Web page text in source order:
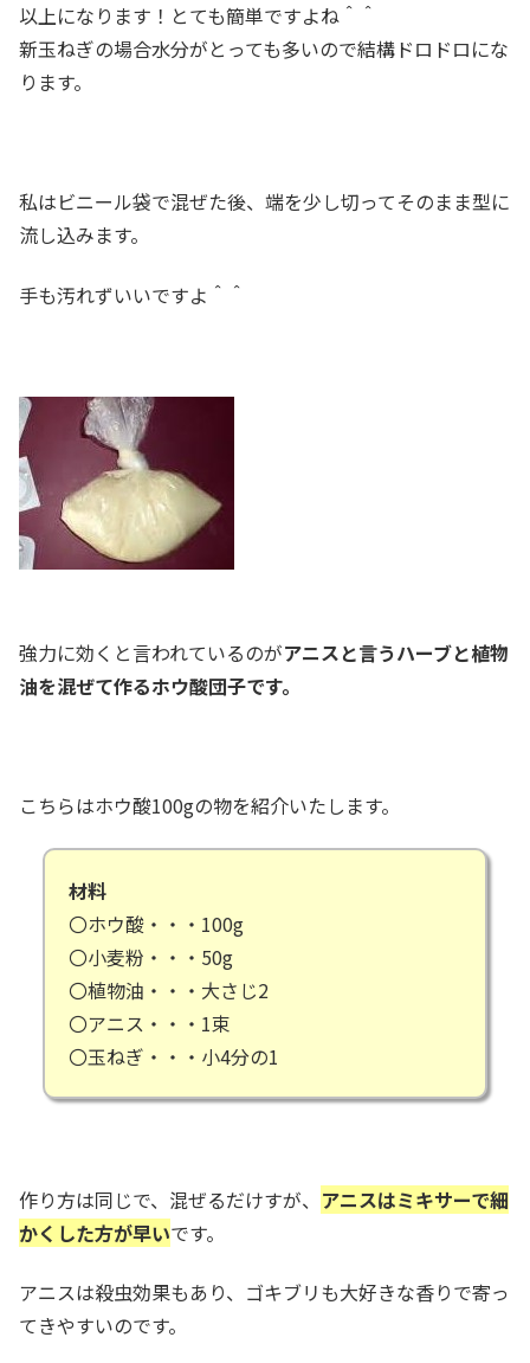
以上になります！とても簡単ですよね＾＾
新玉ねぎの場合水分がとっても多いので結構ドロドロにな
ります。
私はビニール袋で混ぜた後、端を少し切ってそのまま型に
流し込みます。
手も汚れずいいですよ＾＾
強力に効くと言われているのがアニスと言うハーブと植物
油を混ぜて作るホウ酸団子です。
こちらはホウ酸100gの物を紹介いたします。
材料
〇ホウ酸・・・100g
〇小麦粉・・・50g
〇植物油・・・大さじ2
〇アニス・・・1束
〇玉ねぎ・・・小4分の1
作り方は同じで、混ぜるだけすが、 アニスはミキサーで細
かくした方が早いです。
アニスは殺虫効果もあり、ゴキブリも大好きな香りで寄っ
てきやすいのです。